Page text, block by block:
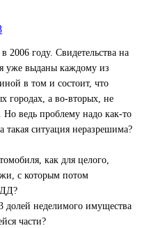
2006 году. Свидетельства на
уже выданы каждому из
в том и состоит, что
городах, а во-вторых, не
Но ведь проблему надо как-то
такая ситуация неразрешима?
как для целого,
с которым потом
долей неделимого имущества
части?